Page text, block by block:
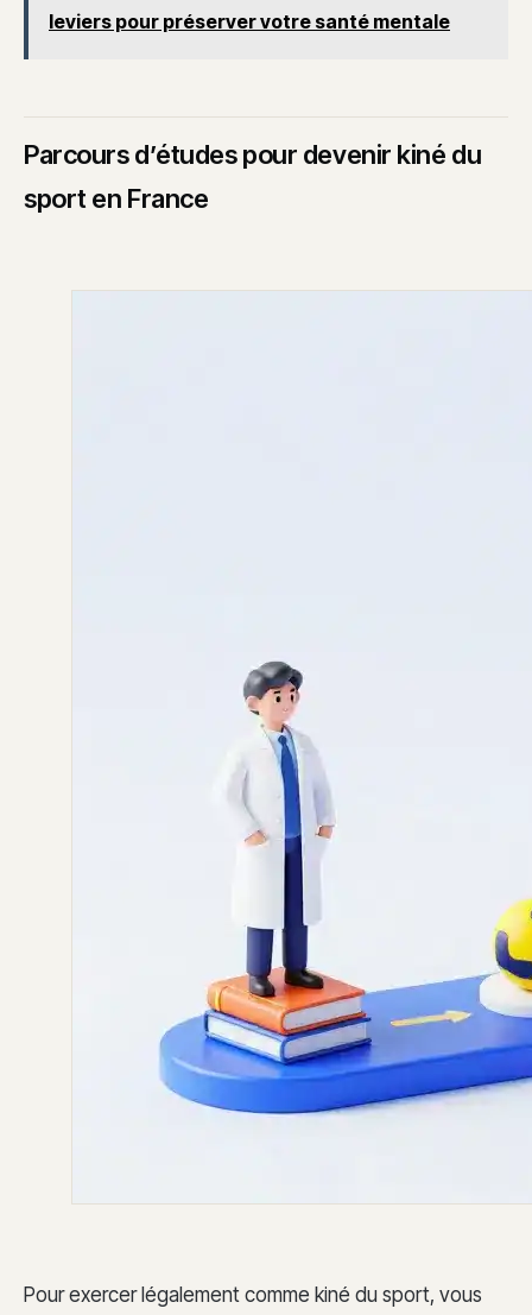
leviers pour préserver votre santé mentale
Parcours d’études pour devenir kiné du
sport en France
Pour exercer légalement comme kiné du sport, vous